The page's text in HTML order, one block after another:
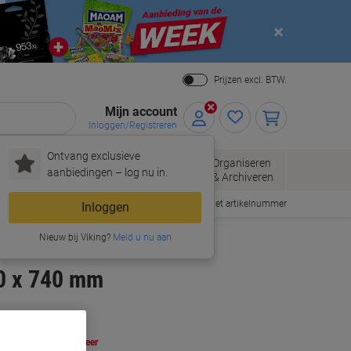
Close
Prijzen excl. BTW.
Mijn account
Inloggen/Registreren
Ontvang exclusieve
aanbiedingen – log nu in.
Inloggen
Nieuw bij Viking?Meld u nu aan
Enveloppen
Kantoorartikelen
Organiseren
& Archiveren
Snel bestellen met artikelnummer
x 740 mm
Bespaar Meer